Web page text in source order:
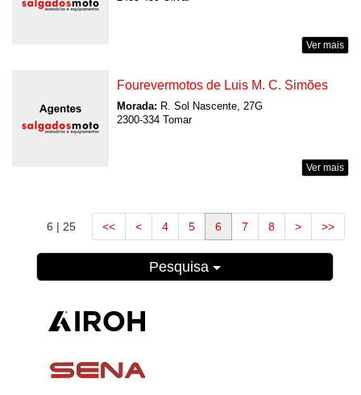
Ver mais
Fourevermotos de Luis M. C. Simões
Morada: R. Sol Nascente, 27G
2300-334 Tomar
Ver mais
6 | 25 << < 4 5 6 7 8 > >>
Pesquisa